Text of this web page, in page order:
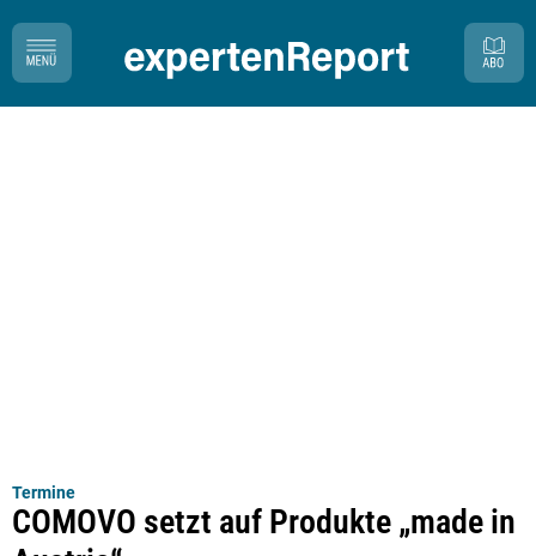
Termine
COMOVO setzt auf Produkte „made in